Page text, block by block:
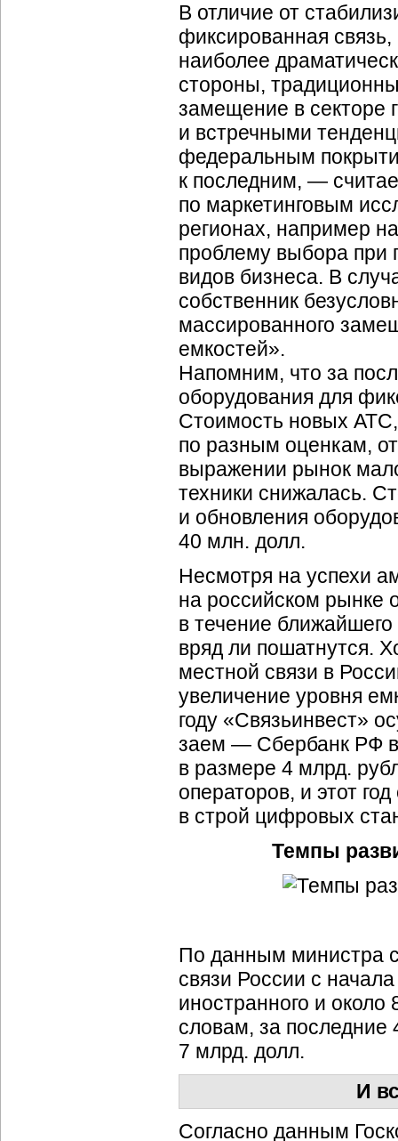
В отличие от
фиксированная
наиболее
стороны,
замещение в секторе
и встречными
федеральным
к последним, —
по маркетинговым
регионах, например
проблему выбора при
видов бизнеса. В
собственник
массированного
емкостей».
Напомним, что за
оборудования для
Стоимость новых АТС,
по разным оценкам,
выражении рынок
техники снижалась.
и обновления
40 млн. долл.
Несмотря на успехи
на российском рынке
в течение
вряд ли пошатнутся.
местной связи в
увеличение уровня
году «Связьинвест»
заем — Сбербанк РФ
в размере 4 млрд.
операторов, и этот
в строй цифровых
Темпы
По данным министра
связи России с
иностранного и около
словам, за последние
7 млрд. долл.
И
Согласно данным